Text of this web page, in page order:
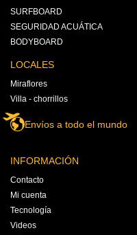
SCHOOL BOARD
o Sledsy cuidados
SURFBOARD
SEGURIDAD ACUÁTICA
BODYBOARD
LOCALES
Miraflores
Villa - chorrillos
Envíos a todo el mundo
INFORMACIÓN
Contacto
Mi cuenta
Tecnología
Videos